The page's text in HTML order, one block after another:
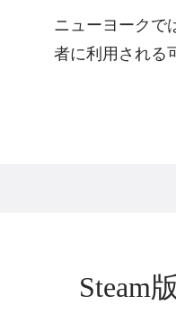
ニューヨークで
者に利用される
Steam